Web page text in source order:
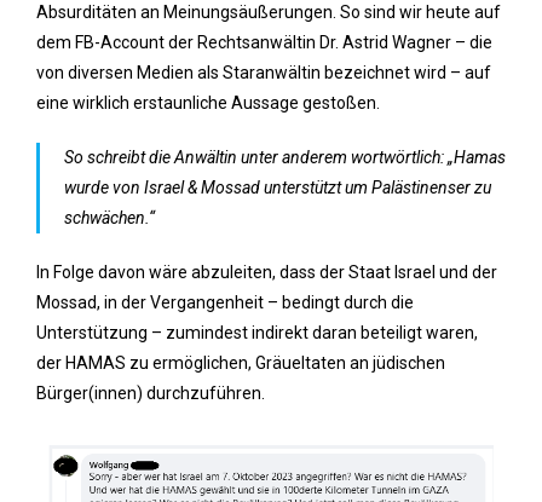
Absurditäten an Meinungsäußerungen. So sind wir heute auf
dem FB-Account der Rechtsanwältin Dr. Astrid Wagner – die
von diversen Medien als Staranwältin bezeichnet wird – auf
eine wirklich erstaunliche Aussage gestoßen.
So schreibt die Anwältin unter anderem wortwörtlich: „Hamas
wurde von Israel & Mossad unterstützt um Palästinenser zu
schwächen.“
In Folge davon wäre abzuleiten, dass der Staat Israel und der
Mossad, in der Vergangenheit – bedingt durch die
Unterstützung – zumindest indirekt daran beteiligt waren,
der HAMAS zu ermöglichen, Gräueltaten an jüdischen
Bürger(innen) durchzuführen.